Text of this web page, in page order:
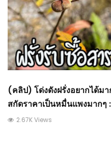
(คลิป) โด่งดังฝรั่งอยากได้ม
สกัดราคาเป็นหมื่นแพงมากๆ
2.67K Views